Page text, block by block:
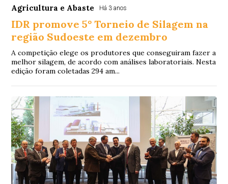
Agricultura e Abaste Há 3 anos
IDR promove 5° Torneio de Silagem na
região Sudoeste em dezembro
A competição elege os produtores que conseguiram fazer a
melhor silagem, de acordo com análises laboratoriais. Nesta
edição foram coletadas 294 am...